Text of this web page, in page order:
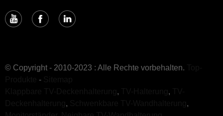
© Copyright - 2010-2023 : Alle Rechte vorbehalten.
-
, ,
,
,